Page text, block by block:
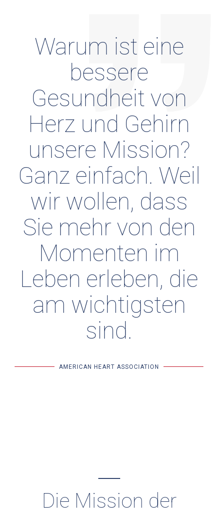
Warum ist eine
bessere
Gesundheit von
Herz und Gehirn
unsere Mission?
Ganz einfach. Weil
wir wollen, dass
Sie mehr von den
Momenten im
Leben erleben, die
am wichtigsten
sind.
AMERICAN HEART ASSOCIATION
Die Mission der